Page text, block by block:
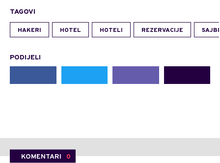
TAGOVI
HAKERI HOTEL HOTELI REZERVACIJE
PODIJELI
KOMENTARI 0